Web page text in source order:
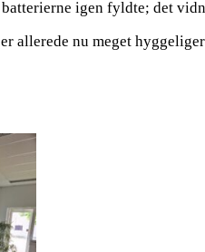
igen fyldte; det
allerede nu meget